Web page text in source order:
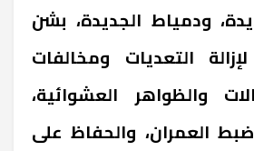
ودمياط الجديدة، بشن
التعديات ومخالفات
والظواهر العشوائية،
العمران، والحفاظ على